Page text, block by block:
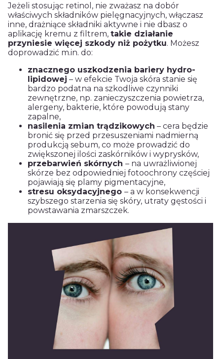
Jeżeli stosując retinol, nie zważasz na dobór
właściwych składników pielęgnacyjnych, włączasz
inne, drażniące składniki aktywne i nie dbasz o
aplikację kremu z filtrem, takie działanie
przyniesie więcej szkody niż pożytku. Możesz
doprowadzić m.in. do:
znacznego uszkodzenia bariery hydro-
lipidowej – w efekcie Twoja skóra stanie się
bardzo podatna na szkodliwe czynniki
zewnętrzne, np. zanieczyszczenia powietrza,
alergeny, bakterie, które powodują stany
zapalne,
nasilenia zmian trądzikowych – cera będzie
bronić się przed przesuszeniami nadmierną
produkcją sebum, co może prowadzić do
zwiększonej ilości zaskórników i wyprysków,
przebarwień skórnych – na uwrażliwionej
skórze bez odpowiedniej fotoochrony częściej
pojawiają się plamy pigmentacyjne,
stresu oksydacyjnego – a w konsekwencji
szybszego starzenia się skóry, utraty gęstości i
powstawania zmarszczek.